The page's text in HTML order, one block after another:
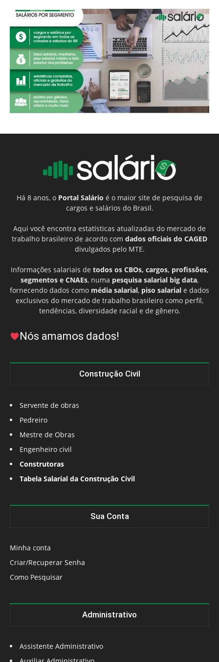
Há 8 anos, o Portal Salário é o maior site de pesquisa de
cargos e salários do Brasil.
Aqui você encontra estatísticas atualizadas do mercado de
trabalho brasileiro de acordo com dados oficiais do CAGED
divulgados pelo MTE.
Informações salariais de todos os CBOs, cargos, profissões,
segmentos e CNAEs, numa pesquisa salarial big data,
fornecendo dados como média salarial, piso salarial e dados
exclusivos do mercado de trabalho brasileiro como perfil,
tendências, diversidade racial e de gênero.
Nós amamos dados!
Construção Civil
Servente de obras
Pedreiro
Mestre de Obras
Engenheiro civil
Construtoras
Tabela Salarial da Construção Civil
Sua Conta
Minha conta
Criar/Recuperar Senha
Como Pesquisar
Administrativo
Assistente Administrativo